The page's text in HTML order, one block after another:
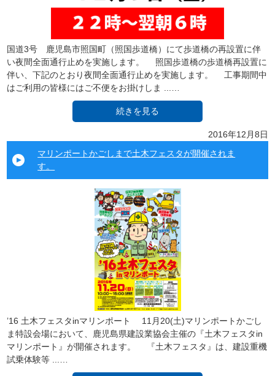
国道3号 鹿児島市照国町（照国歩道橋）にて歩道橋の再設置に伴
い夜間全面通行止めを実施します。 照国歩道橋の歩道橋再設置に
伴い、下記のとおり夜間全面通行止めを実施します。 工事期間中
はご利用の皆様にはご不便をお掛けしま ...…
続きを見る
2016年12月8日
マリンポートかごしまで土木フェスタが開催されま
す。
’16 土木フェスタinマリンポート 11月20(土)マリンポートかごし
ま特設会場において、鹿児島県建設業協会主催の『土木フェスタin
マリンポート』が開催されます。 『土木フェスタ』は、建設重機
試乗体験等 ...…